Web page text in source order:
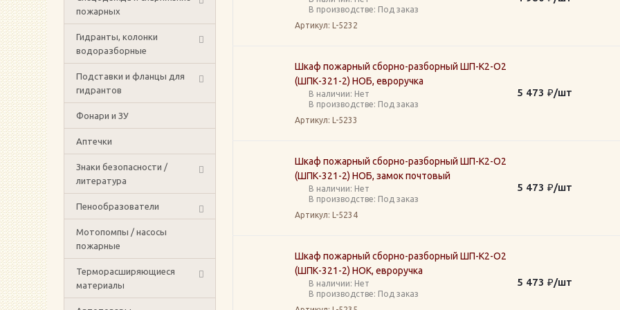
пожарных
Гидранты, колонки
водоразборные
Подставки и фланцы для
гидрантов
Фонари и ЗУ
Аптечки
Знаки безопасности /
литература
Пенообразователи
Мотопомпы / насосы
пожарные
Терморасширяющиеся
материалы
В производстве: Под заказ
Артикул: L-5232
Шкаф пожарный сборно-разборный ШП-К2-О2
(ШПК-321-2) НОБ, евроручка
В наличии: Нет
В производстве: Под заказ
Артикул: L-5233
5 473 ₽/шт
Шкаф пожарный сборно-разборный ШП-К2-О2
(ШПК-321-2) НОБ, замок почтовый
В наличии: Нет
В производстве: Под заказ
Артикул: L-5234
5 473 ₽/шт
Шкаф пожарный сборно-разборный ШП-К2-О2
(ШПК-321-2) НОК, евроручка
В наличии: Нет
В производстве: Под заказ
5 473 ₽/шт